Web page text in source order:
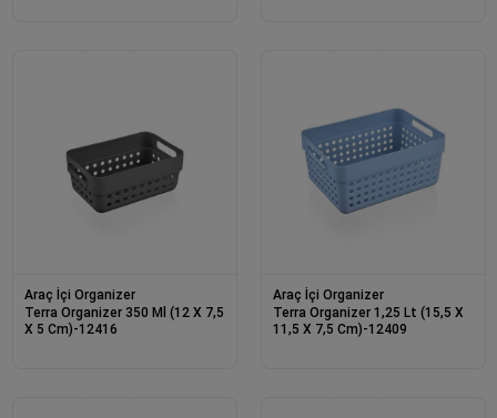
Araç İçi Organizer
Terra Organizer 350 Ml (12 X 7,5
X 5 Cm)-12416
Araç İçi Organizer
Terra Organizer 1,25 Lt (15,5 X
11,5 X 7,5 Cm)-12409